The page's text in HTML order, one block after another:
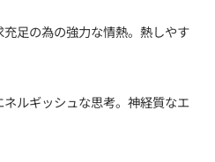
充足の為の強力な情熱。熱しやす
ネルギッシュな思考。神経質なエ